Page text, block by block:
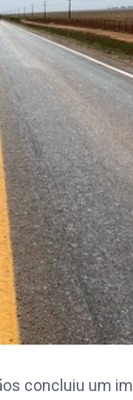
concluiu um